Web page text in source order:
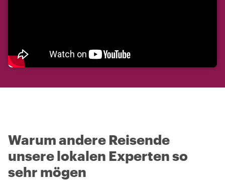
Warum andere Reisende
unsere lokalen Experten so
sehr mögen